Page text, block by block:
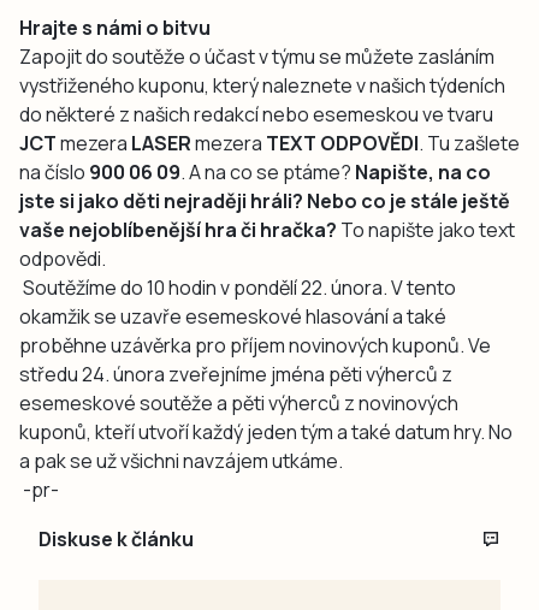
Hrajte s námi o bitvu
Zapojit do soutěže o účast v týmu se můžete zasláním
vystřiženého kuponu, který naleznete v našich týdeních
do některé z našich redakcí nebo esemeskou ve tvaru
JCTmezera LASERmezera TEXT ODPOVĚDI. Tu zašlete
na číslo 900 06 09. A na co se ptáme? Napište, na co
jste si jako děti nejraději hráli? Nebo co je stále ještě
vaše nejoblíbenější hra či hračka? To napište jako text
odpovědi.
Soutěžíme do 10 hodin v pondělí 22. února. V tento
okamžik se uzavře esemeskové hlasování a také
proběhne uzávěrka pro příjem novinových kuponů. Ve
středu 24. února zveřejníme jména pěti výherců z
esemeskové soutěže a pěti výherců z novinových
kuponů, kteří utvoří každý jeden tým a také datum hry. No
a pak se už všichni navzájem utkáme.
-pr-
Diskuse k článku